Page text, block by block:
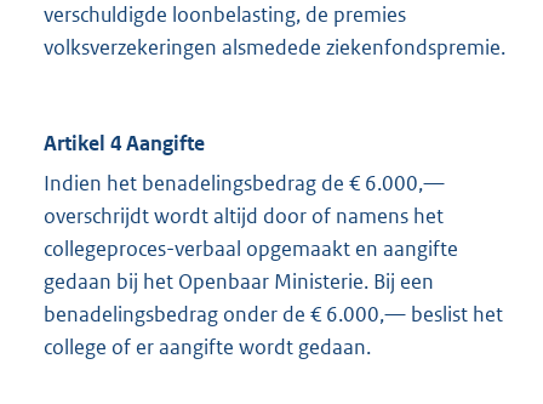
verschuldigde loonbelasting, de premies
volksverzekeringen alsmedede ziekenfondspremie.
Artikel 4 Aangifte
Indien het benadelingsbedrag de € 6.000,—
overschrijdt wordt altijd door of namens het
collegeproces-verbaal opgemaakt en aangifte
gedaan bij het Openbaar Ministerie. Bij een
benadelingsbedrag onder de € 6.000,— beslist het
college of er aangifte wordt gedaan.